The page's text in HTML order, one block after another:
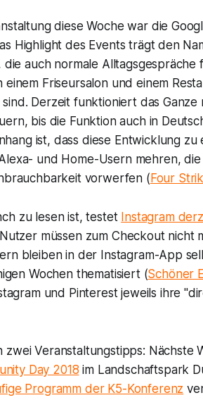
diese Woche war die
Highlight des Events trägt den
die auch normale Alltagsgespräche
einem Friseursalon und einem
Derzeit funktioniert das
bis die Funktion auch in
ist, dass diese Entwicklung
und Home-Usern mehren,
vorwerfen ( Four
zu lesen ist, testet Instagram
müssen zum Checkout nicht
bleiben in der Instagram-App
Wochen thematisiert (Schöner
und Pinterest jeweils ihre
zwei Veranstaltungstipps: Nächste
Day 2018 im Landschaftspark
Programm der K5-Konferenz